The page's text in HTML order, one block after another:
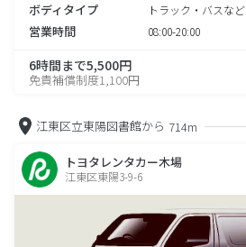
ボディタイプ トラック・バスなど
営業時間 08:00-20:00
6時間まで5,500円
免責補償制度1,100円
江東区立東陽図書館から 714m
トヨタレンタカー木場
江東区東陽3-9-6